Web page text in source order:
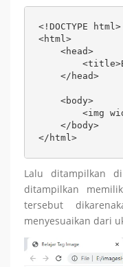
<!DOCTYPE html>
<html>
    <head>
    </head>
    <body>
<img
    </body>
</html>
Lalu ditampilkan
ditampilkan
tersebut
menyesuaikan dari